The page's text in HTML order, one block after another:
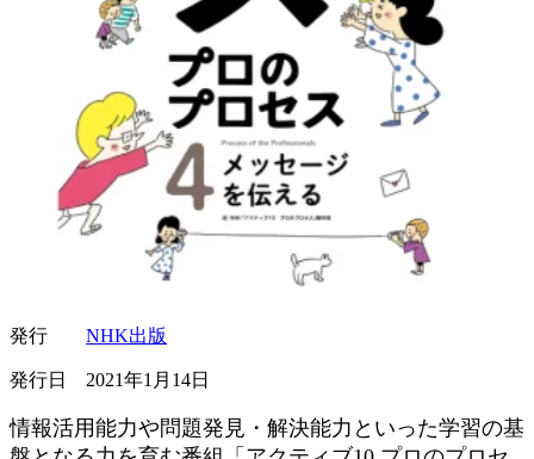
発行 NHK出版
発行日 2021年1月14日
情報活用能力や問題発見・解決能力といった学習の基